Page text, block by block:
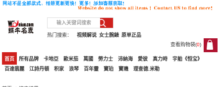
热门搜索： 原单正品
女士腕錶
视频解说
查看购物袋(0)
0
首页 所有品牌 卡地亞 歐米茄 萬國 勞力士 沛納海 愛彼 真力時
宇舶《恒宝》
百達翡麗
江詩丹頓 积家 浪琴 百年靈 寶珀 寶璣 理查德.米勒